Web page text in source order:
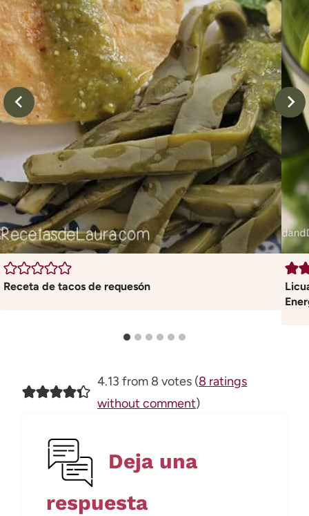
Receta de tacos de requesón
4.13 from 8 votes (8 ratings
without comment)
Deja una
respuesta